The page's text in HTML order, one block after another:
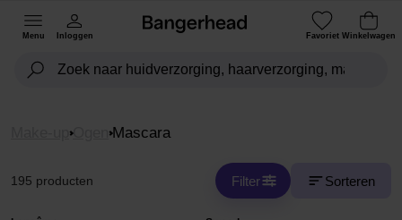
Menu Inloggen Favoriet Winkelwagen
Ogen Mascara
195 producten Filter Sorteren